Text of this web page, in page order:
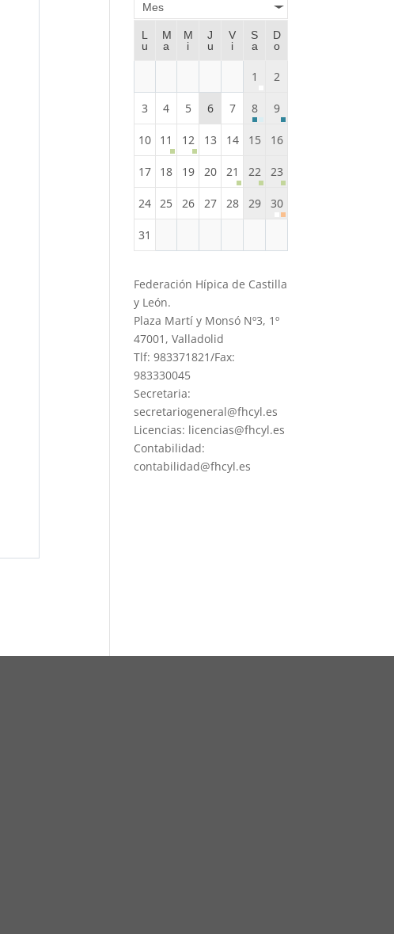
Mes
L
u
M
a
M
i
J
u
V
i
S
a
D
o
1 2
3 4 5 6 7 8 9
10 11 12 13 14 15 16
17 18 19 20 21 22 23
24 25 26 27 28 29 30
31
Federación Hípica de Castilla
y León.
Plaza Martí y Monsó Nº3, 1º
47001, Valladolid
Tlf: 983371821/Fax:
983330045
Secretaria:
secretariogeneral@fhcyl.es
Licencias: licencias@fhcyl.es
Contabilidad:
contabilidad@fhcyl.es